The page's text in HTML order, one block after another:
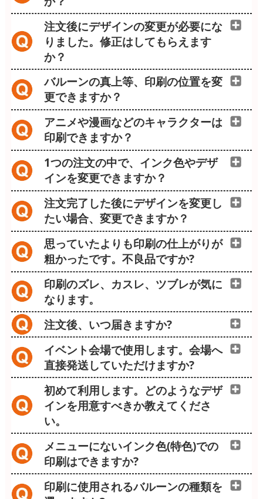
注文後にデザインの変更が必要にな
りました。修正はしてもらえます
か？
バルーンの真上等、印刷の位置を変
更できますか？
アニメや漫画などのキャラクターは
印刷できますか？
1つの注文の中で、インク色やデザ
インを変更できますか？
注文完了した後にデザインを変更し
たい場合、変更できますか？
思っていたよりも印刷の仕上がりが
粗かったです。不良品ですか?
印刷のズレ、カスレ、ツブレが気に
なります。
注文後、いつ届きますか?
イベント会場で使用します。会場へ
直接発送していただけますか?
初めて利用します。どのようなデザ
インを用意すべきか教えてくださ
い。
メニューにないインク色(特色)での
印刷はできますか?
印刷に使用されるバルーンの種類を